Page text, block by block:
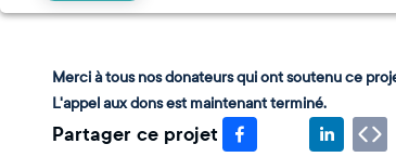
Merci à tous nos donateurs qui ont soutenu ce
L'appel aux dons est maintenant terminé.
Partager ce projet